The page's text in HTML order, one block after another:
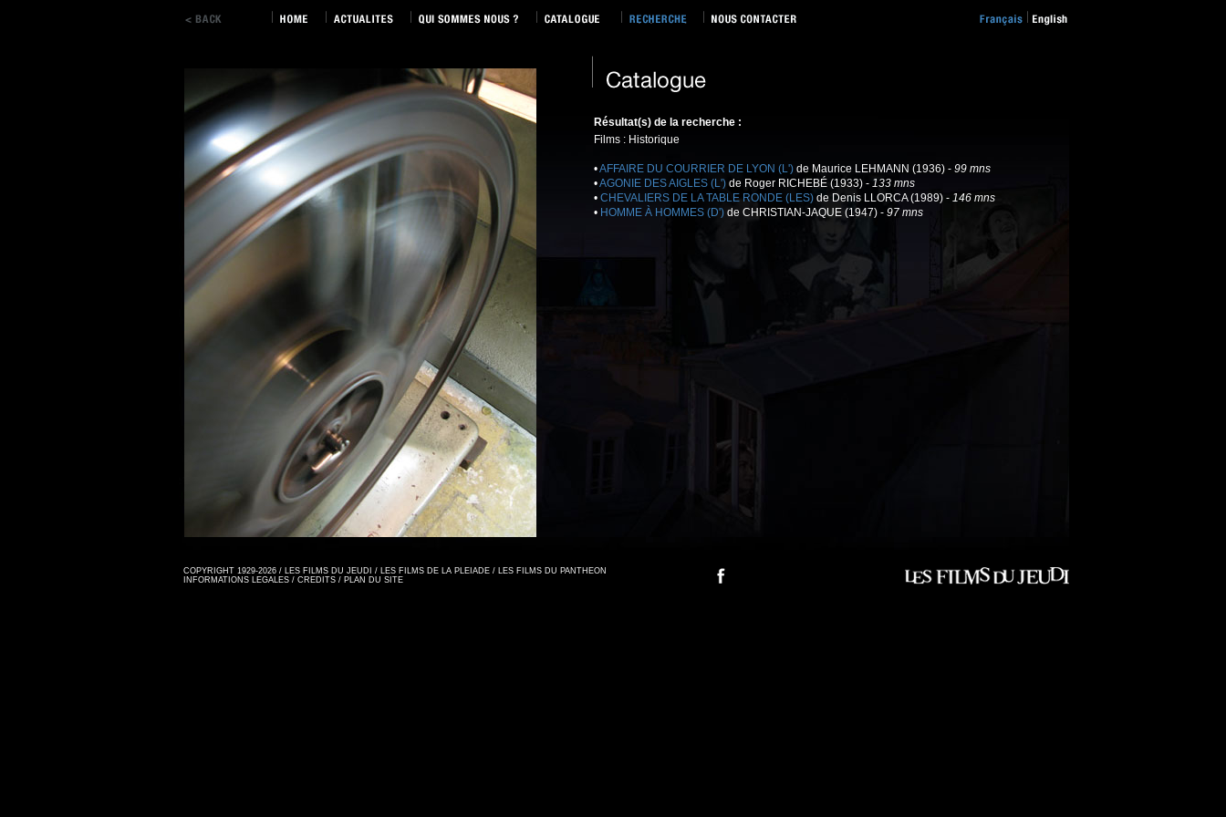
Résultat(s) de la recherche :
Films : Historique
•AFFAIRE DU COURRIER DE LYON (L') de Maurice LEHMANN (1936) - 99 mns
•AGONIE DES AIGLES (L') de Roger RICHEBÉ (1933) - 133 mns
• CHEVALIERS DE LA TABLE RONDE (LES) de Denis LLORCA (1989) - 146 mns
• HOMME À HOMMES (D') de CHRISTIAN-JAQUE (1947) - 97 mns
COPYRIGHT 1929-2026 / LES FILMS DU JEUDI / LES FILMS DE LA PLEIADE / LES FILMS DU PANTHEON
INFORMATIONS LEGALES / CREDITS / PLAN DU SITE